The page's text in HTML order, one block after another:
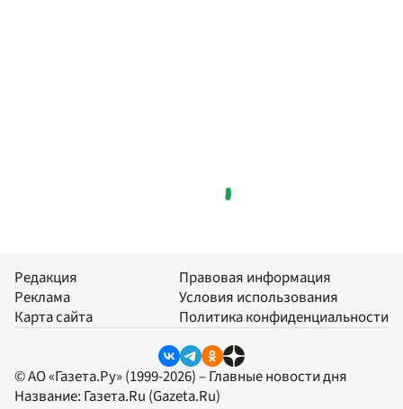
Редакция
Реклама
Карта сайта
Правовая информация
Условия использования
Политика конфиденциальности
© АО «Газета.Ру» (1999-2026) – Главные новости дня
Название: Газета.Ru (Gazeta.Ru)